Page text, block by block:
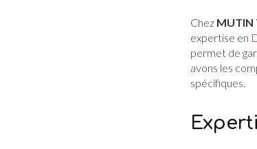
Chez MUTIN
expertise en
permet de
avons les
spécifiques.